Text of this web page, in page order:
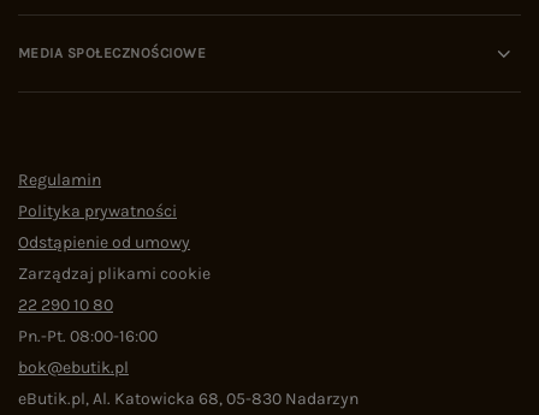
MEDIA SPOŁECZNOŚCIOWE
Regulamin
Polityka prywatności
Odstąpienie od umowy
Zarządzaj plikami cookie
22 290 10 80
Pn.-Pt. 08:00-16:00
bok@ebutik.pl
eButik.pl,Al. Katowicka 68,05-830 Nadarzyn